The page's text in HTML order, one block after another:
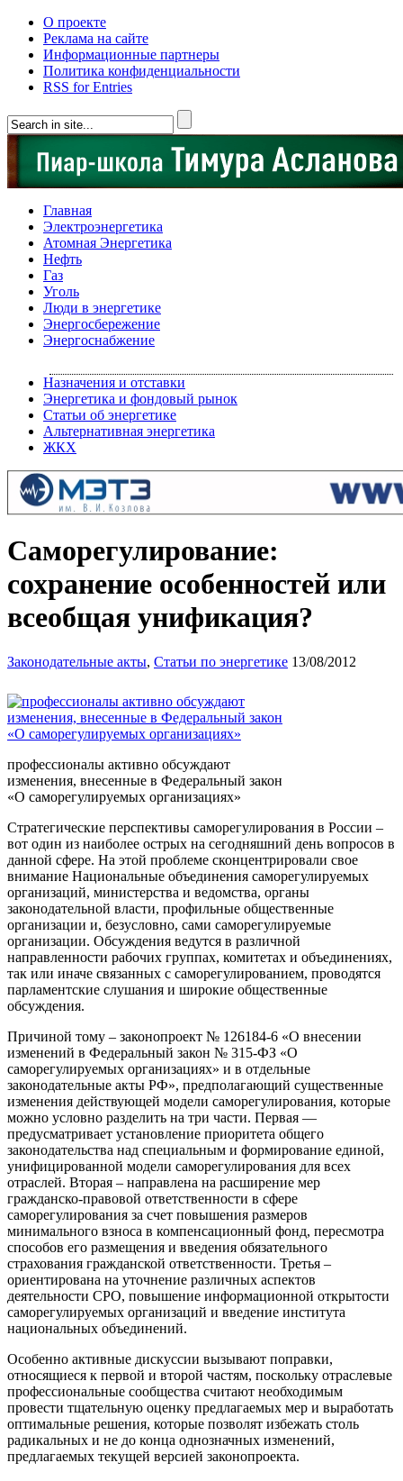
О проекте
Реклама на сайте
Информационные партнеры
Политика конфиденциальности
RSS for Entries
Главная
Электроэнергетика
Атомная Энергетика
Нефть
Газ
Уголь
Люди в энергетике
Энергосбережение
Энергоснабжение
Назначения и отставки
Энергетика и фондовый рынок
Статьи об энергетике
Альтернативная энергетика
ЖКХ
Саморегулирование:
сохранение особенностей или
всеобщая унификация?
Законодательные акты, Статьи по энергетике 13/08/2012
профессионалы активно обсуждают
изменения, внесенные в Федеральный закон
«О саморегулируемых организациях»
Стратегические перспективы саморегулирования в России –
вот один из наиболее острых на сегодняшний день вопросов в
данной сфере. На этой проблеме сконцентрировали свое
внимание Национальные объединения саморегулируемых
организаций, министерства и ведомства, органы
законодательной власти, профильные общественные
организации и, безусловно, сами саморегулируемые
организации. Обсуждения ведутся в различной
направленности рабочих группах, комитетах и объединениях,
так или иначе связанных с саморегулированием, проводятся
парламентские слушания и широкие общественные
обсуждения.
Причиной тому – законопроект № 126184-6 «О внесении
изменений в Федеральный закон № 315-ФЗ «О
саморегулируемых организациях» и в отдельные
законодательные акты РФ», предполагающий существенные
изменения действующей модели саморегулирования, которые
можно условно разделить на три части. Первая —
предусматривает установление приоритета общего
законодательства над специальным и формирование единой,
унифицированной модели саморегулирования для всех
отраслей. Вторая – направлена на расширение мер
гражданско-правовой ответственности в сфере
саморегулирования за счет повышения размеров
минимального взноса в компенсационный фонд, пересмотра
способов его размещения и введения обязательного
страхования гражданской ответственности. Третья –
ориентирована на уточнение различных аспектов
деятельности СРО, повышение информационной открытости
саморегулируемых организаций и введение института
национальных объединений.
Особенно активные дискуссии вызывают поправки,
относящиеся к первой и второй частям, поскольку отраслевые
профессиональные сообщества считают необходимым
провести тщательную оценку предлагаемых мер и выработать
оптимальные решения, которые позволят избежать столь
радикальных и не до конца однозначных изменений,
предлагаемых текущей версией законопроекта.